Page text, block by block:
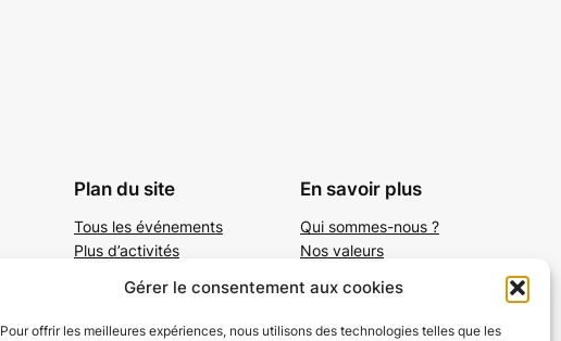
Gérer le consentement aux cookies
Pour offrir les meilleures expériences, nous utilisons des technologies telles que les
Plan du site
Tous les événements
Plus d’activités
S’abonner par mail
En savoir plus
Qui sommes-nous ?
Nos valeurs
Mentions légales